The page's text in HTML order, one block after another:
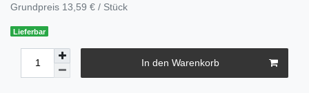
Grundpreis 13,59 € / Stück
Lieferbar
In den Warenkorb